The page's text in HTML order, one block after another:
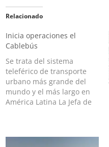
Relacionado
Inicia operaciones el
Cablebús
Se trata del sistema
teleférico de transporte
urbano más grande del
mundo y el más largo en
América Latina La Jefa de